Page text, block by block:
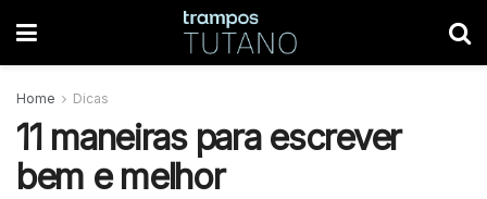
Home Dicas
11 maneiras para escrever
bem e melhor